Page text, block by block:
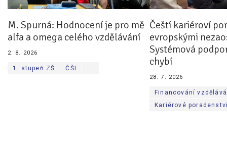
M. Spurná: Hodnocení je pro mě
alfa a omega celého vzdělávání
2. 8. 2026
1. stupeň ZŠ ČŠI ...
Čeští kariéroví
evropskými
Systémová
chybí
28. 7. 2026
Financování
Kariérové